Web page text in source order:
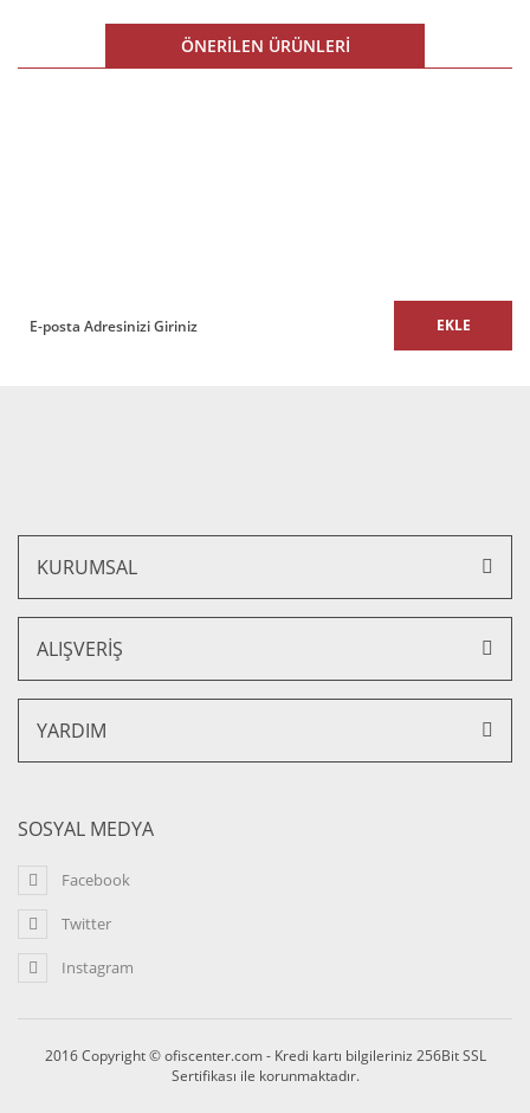
Ürün resmi kalitesiz, bozuk veya görüntülenemiyor.
Ürün açıklamasında eksik bilgiler bulunuyor.
ÖNERİLEN ÜRÜNLERİ
Macro Misafir Koltuk
Macro Çalışma Koltuk
EKLE
KURUMSAL
ALIŞVERİŞ
YARDIM
SOSYAL MEDYA
Facebook
Twitter
Instagram
2016 Copyright © ofiscenter.com - Kredi kartı bilgileriniz 256Bit SSL
Sertifikası ile korunmaktadır.